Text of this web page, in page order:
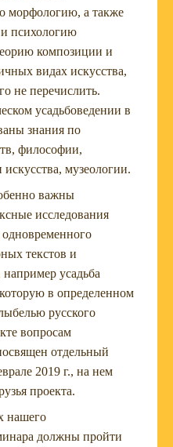
морфологию, а также
психологию
композиции и
видах искусства,
не перечислить.
усадьбоведении в
знания по
философии,
музеологии.
важны
исследования
одновременного
текстов и
усадьба
в определенном
русского
вопросам
отдельный
2019 г., на нем
проекта.
нашего
должны пройти